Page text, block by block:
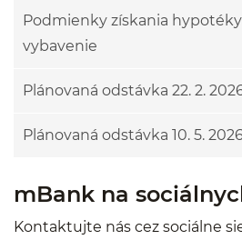
Podmienky získania
vybavenie
Plánovaná odstávka 22. 2.
Plánovaná odstávka 10. 5.
mBank na
Kontaktujte nás cez sociálne